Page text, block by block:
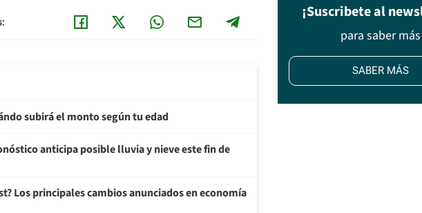
subirá el monto según tu edad
anticipa posible lluvia y nieve este fin de
Los principales cambios anunciados en economía
¡Suscribete al
para saber más
SABER MÁS